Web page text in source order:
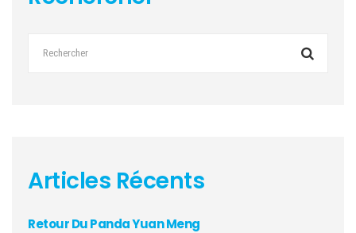
Articles Récents
Retour Du Panda Yuan Meng